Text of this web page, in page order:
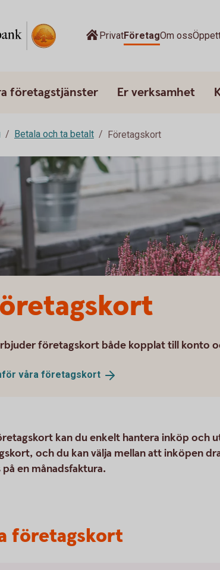
PrivatFöretagOm oss
företagstjänster Er verksamhet
Betala och ta betalt Företagskort
företagskort både kopplat till konto
våra företagskort
kan du enkelt hantera inköp och
och du kan välja mellan att inköpen
på en månadsfaktura.
företagskort